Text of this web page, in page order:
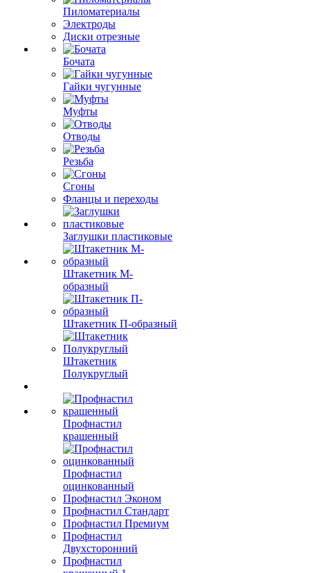
Пиломатериалы
Электроды
Диски отрезные
Бочата
Гайки чугунные
Муфты
Отводы
Резьба
Сгоны
Фланцы и переходы
Заглушки пластиковые
Штакетник М-
образный
Штакетник П-образный
Штакетник
Полукруглый
Профнастил
крашенный
Профнастил
оцинкованный
Профнастил Эконом
Профнастил Стандарт
Профнастил Премиум
Профнастил
Двухсторонний
Профнастил